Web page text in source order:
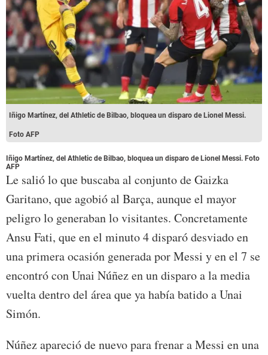
Iñigo Martínez, del Athletic de Bilbao, bloquea un disparo de Lionel Messi.
Foto AFP
Iñigo Martínez, del Athletic de Bilbao, bloquea un disparo de Lionel Messi. Foto
AFP
Le salió lo que buscaba al conjunto de Gaizka
Garitano, que agobió al Barça, aunque el mayor
peligro lo generaban lo visitantes. Concretamente
Ansu Fati, que en el minuto 4 disparó desviado en
una primera ocasión generada por Messi y en el 7 se
encontró con Unai Núñez en un disparo a la media
vuelta dentro del área que ya había batido a Unai
Simón.
Núñez apareció de nuevo para frenar a Messi en una